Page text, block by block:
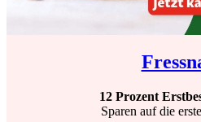
12 Prozent
Sparen auf die